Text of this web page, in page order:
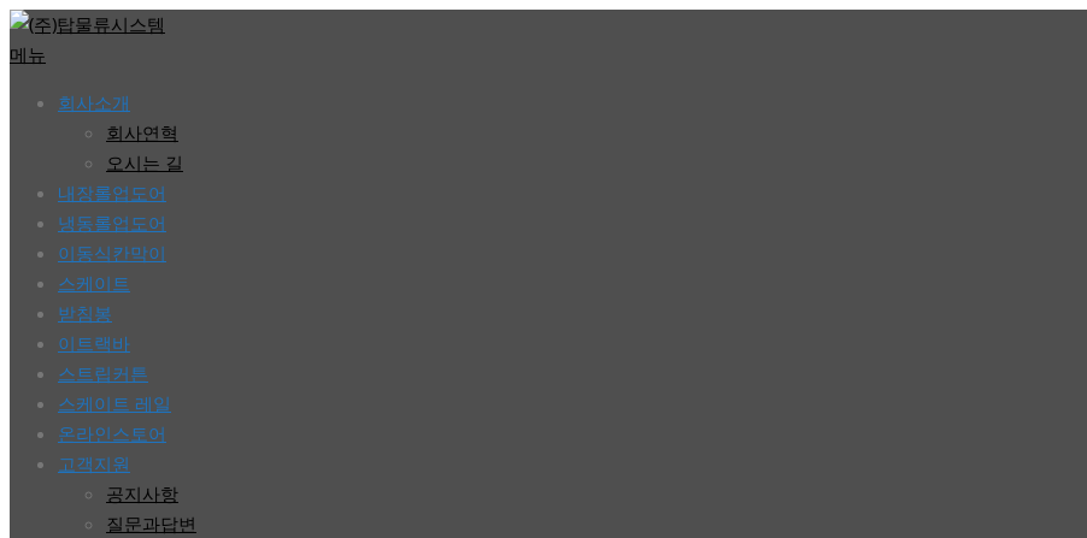
콘
텐
메뉴
회사소개
회사연혁
오시는 길
내장롤업도어
냉동롤업도어
이동식칸막이
스케이트
받침봉
이트랙바
스트립커튼
스케이트 레일
온라인스토어
고객지원
공지사항
질문과답변